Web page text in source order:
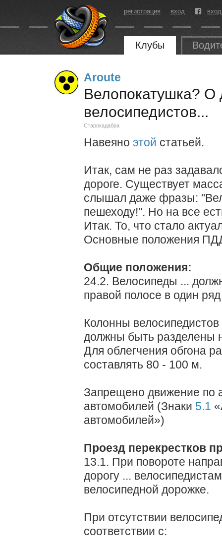
регистрация вход
Клубы
Aroute
Велопокатушка? О
велосипедистов...
Старокадабра
Навеяно этой статьей.
Итак, сам не раз
дороге. Существует
слышал даже фразы:
пешеходу!". Но на все
Итак. То, что стало
Основные положения
Общие положения:
24.2. Велосипеды ...
правой полосе в один
Колонны
должны быть разделены
Для облегчения обгона
составлять 80 - 100 м.
Запрещено движение по
автомобилей (Знаки 5.1
автомобилей»)
Проезд перекрестков
13.1. При повороте
дорогу ...
велосипедной дорожке.
При отсутствии
соответствии с: